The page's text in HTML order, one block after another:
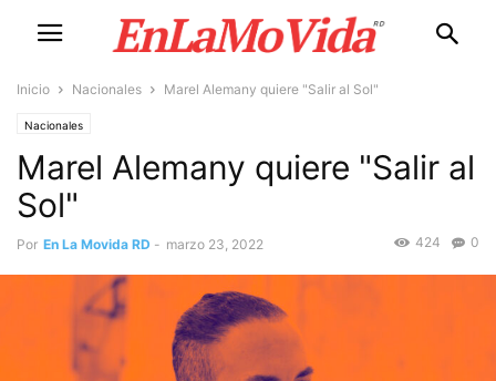
Inicio Nacionales Marel Alemany quiere "Salir al Sol"
Nacionales
Marel Alemany quiere "Salir al
Sol"
Por En La Movida RD - marzo 23, 2022 0
424